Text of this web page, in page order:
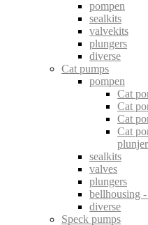
pompen
sealkits
valvekits
plungers
diverse
Cat pumps
pompen
Cat
Cat
Cat
Cat
sealkits
valves
plungers
bellhousing
diverse
Speck pumps